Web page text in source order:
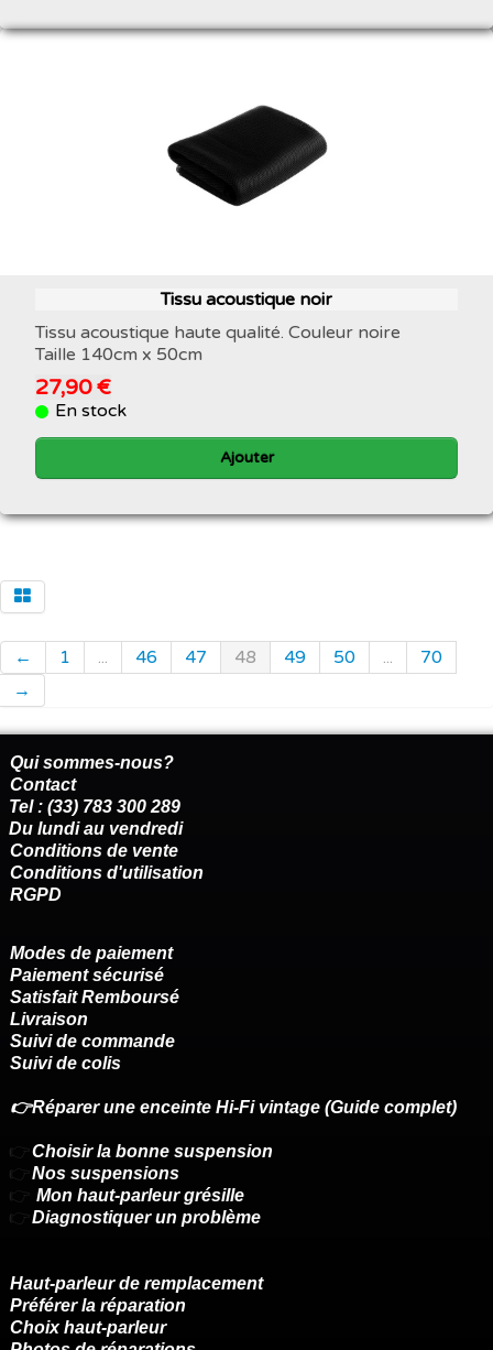
Tissu acoustique noir
Tissu acoustique haute qualité. Couleur noire
Taille 140cm x 50cm
27,90 €
En stock
Ajouter
← 1 ... 46 47 48 49 50 ...
70
→
Qui sommes-nous?
Contact
Tel : (33) 783 300 289
Du lundi au vendredi
Conditions de vente
Conditions d'utilisation
RGPD
Modes de paiement
Paiement sécurisé
Satisfait Remboursé
Livraison
Suivi de commande
Suivi de colis
👉Réparer une enceinte Hi-Fi vintage (Guide complet)
👉 Choisir la bonne suspension
👉 Nos suspensions
👉 Mon haut-parleur grésille
👉 Diagnostiquer un problème
Haut-parleur de remplacement
Préférer la réparation
Choix haut-parleur